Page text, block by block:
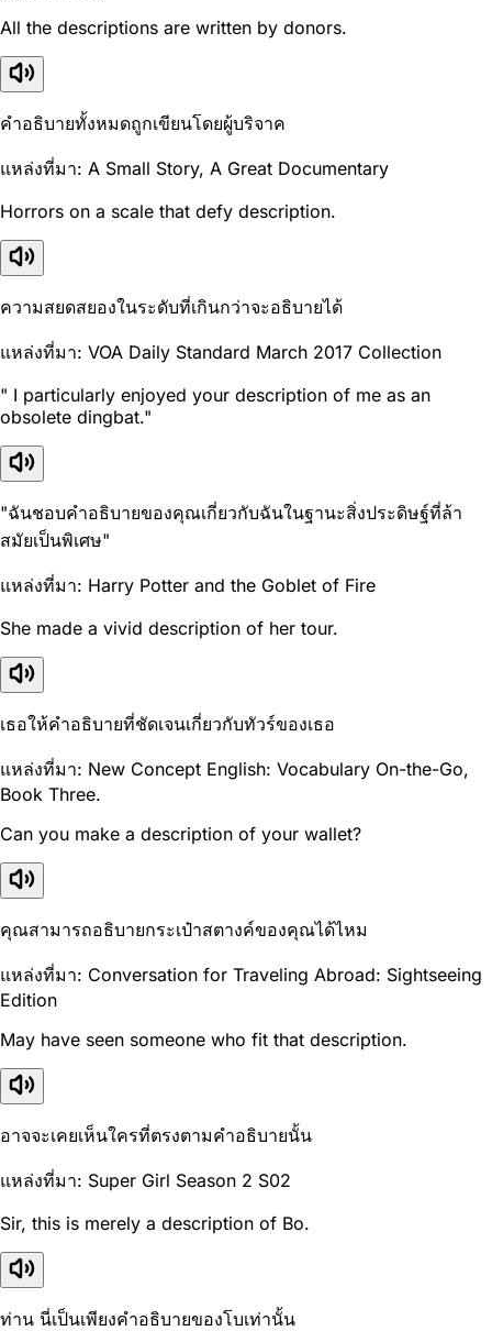
All the descriptions are written by donors.
คำอธิบายทั้งหมดถูกเขียนโดยผู้บริจาค
แหล่งที่มา: A Small Story, A Great Documentary
Horrors on a scale that defy description.
ความสยดสยองในระดับที่เกินกว่าจะอธิบายได้
แหล่งที่มา: VOA Daily Standard March 2017 Collection
" I particularly enjoyed your description of me as an
obsolete dingbat."
"ฉันชอบคำอธิบายของคุณเกี่ยวกับฉันในฐานะสิ่งประดิษฐ์ที่ล้า
สมัยเป็นพิเศษ"
แหล่งที่มา: Harry Potter and the Goblet of Fire
She made a vivid description of her tour.
เธอให้คำอธิบายที่ชัดเจนเกี่ยวกับทัวร์ของเธอ
แหล่งที่มา: New Concept English: Vocabulary On-the-Go,
Book Three.
Can you make a description of your wallet?
คุณสามารถอธิบายกระเป๋าสตางค์ของคุณได้ไหม
แหล่งที่มา: Conversation for Traveling Abroad: Sightseeing
Edition
May have seen someone who fit that description.
อาจจะเคยเห็นใครที่ตรงตามคำอธิบายนั้น
แหล่งที่มา: Super Girl Season 2 S02
Sir, this is merely a description of Bo.
ท่าน นี่เป็นเพียงคำอธิบายของโบเท่านั้น